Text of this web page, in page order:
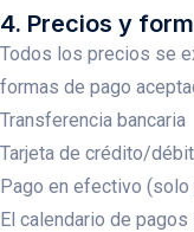
4. Precios y
Todos los precios se
formas de pago
Transferencia bancaria
Tarjeta de crédito/
Pago en efectivo
El calendario de